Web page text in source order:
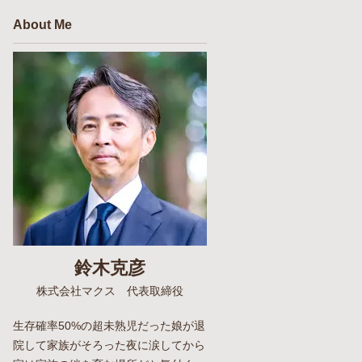
About Me
鈴木克彦
株式会社マクス 代表取締役
生存確率50%の超未熟児だった娘が退
院して家族がそろった夜に涙してから